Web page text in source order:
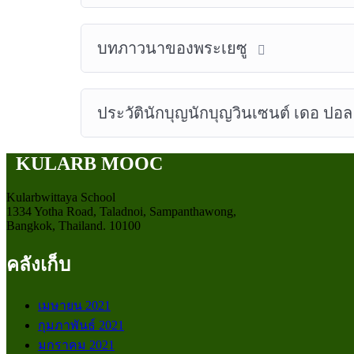
บทภาวนาของพระเยซู
ประวัตินักบุญนักบุญวินเซนต์ เดอ ปอ
KULARB MOOC
Kularbwittaya School
1334 Yotha Road, Taladnoi, Sampanthawong,
Bangkok, Thailand. 10100
คลังเก็บ
เมษายน 2021
กุมภาพันธ์ 2021
มกราคม 2021